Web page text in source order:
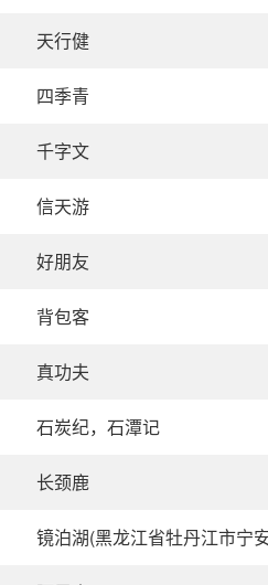
天行健
四季青
千字文
信天游
好朋友
背包客
真功夫
石炭纪，石潭记
长颈鹿
镜泊湖(黑龙江省牡丹江市宁